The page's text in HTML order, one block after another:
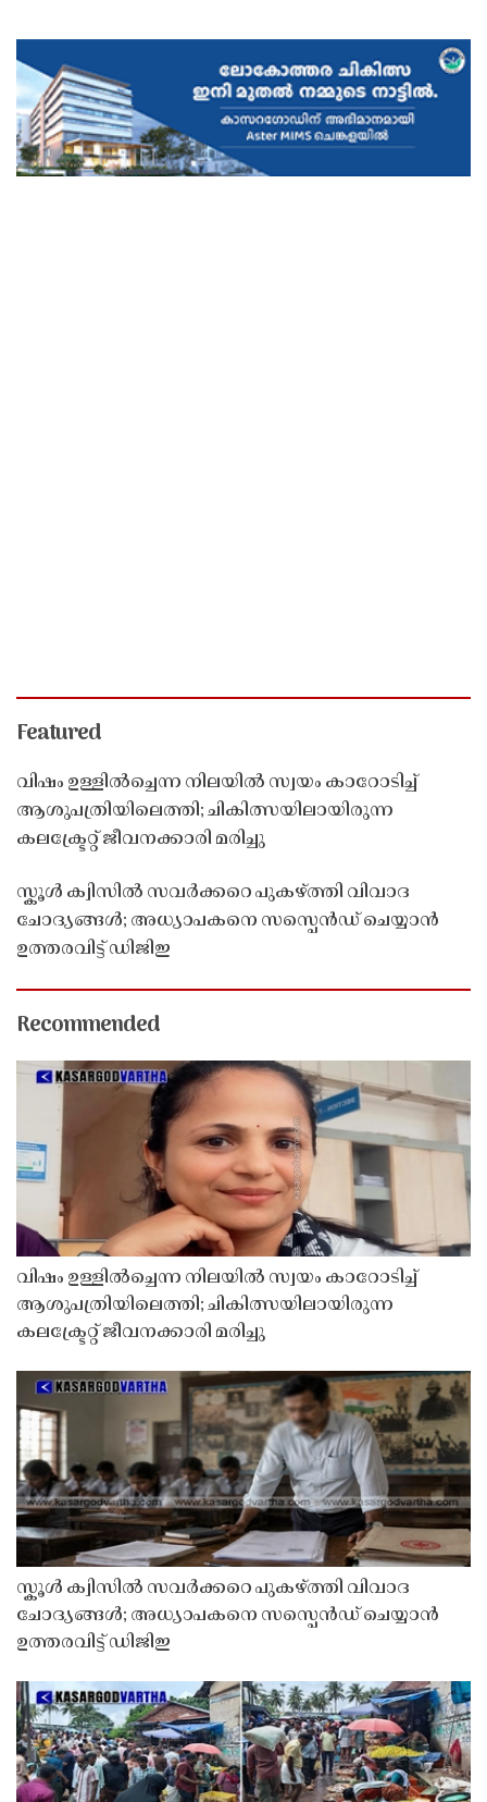
Featured
വിഷം ഉള്ളിൽച്ചെന്ന നിലയിൽ സ്വയം കാറോടിച്ച്
ആശുപത്രിയിലെത്തി; ചികിത്സയിലായിരുന്ന
കലക്ട്രേറ്റ് ജീവനക്കാരി മരിച്ചു
സ്കൂൾ ക്വിസിൽ സവർക്കറെ പുകഴ്ത്തി വിവാദ
ചോദ്യങ്ങൾ; അധ്യാപകനെ സസ്പെൻഡ് ചെയ്യാൻ
ഉത്തരവിട്ട് ഡിജിഇ
Recommended
വിഷം ഉള്ളിൽച്ചെന്ന നിലയിൽ സ്വയം കാറോടിച്ച്
ആശുപത്രിയിലെത്തി; ചികിത്സയിലായിരുന്ന
കലക്ട്രേറ്റ് ജീവനക്കാരി മരിച്ചു
സ്കൂൾ ക്വിസിൽ സവർക്കറെ പുകഴ്ത്തി വിവാദ
ചോദ്യങ്ങൾ; അധ്യാപകനെ സസ്പെൻഡ് ചെയ്യാൻ
ഉത്തരവിട്ട് ഡിജിഇ